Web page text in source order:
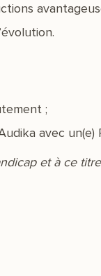
;
avec un(e)
et à ce